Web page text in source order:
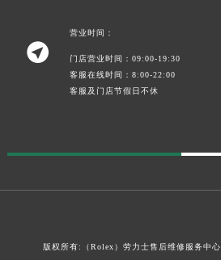

营业时间：
门店营业时间：09:00-19:30
客服在线时间：8:00-22:00
客服及门店节假日不休
版权所有:（Rolex） 劳力士售后维修服务中心